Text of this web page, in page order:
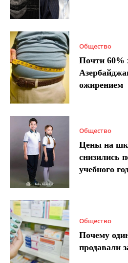
Общество
Почти 60%
ожирением
Общество
Цены на
снизились
учебного
Общество
Почему
продавали